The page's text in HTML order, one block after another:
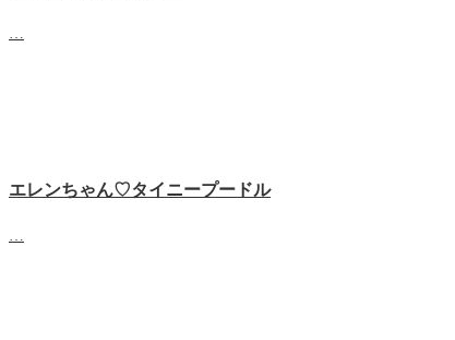
エレンちゃん♡タイニープードル